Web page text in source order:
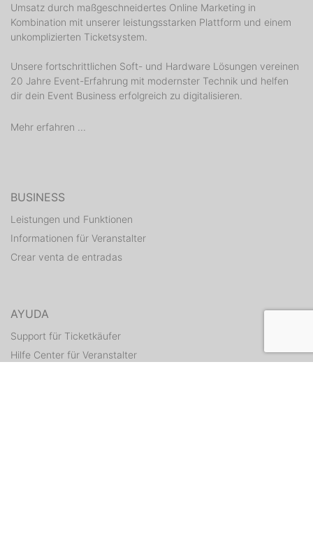
Umsatz durch maßgeschneidertes Online Marketing in
Kombination mit unserer leistungsstarken Plattform und einem
unkomplizierten Ticketsystem.
Unsere fortschrittlichen Soft- und Hardware Lösungen vereinen
20 Jahre Event-Erfahrung mit modernster Technik und helfen
dir dein Event Business erfolgreich zu digitalisieren.
Mehr erfahren ...
BUSINESS
Leistungen und Funktionen
Informationen für Veranstalter
Crear venta de entradas
AYUDA
Support für Ticketkäufer
Hilfe Center für Veranstalter